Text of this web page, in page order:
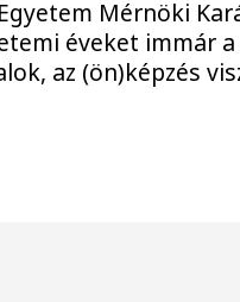
Mérnöki
éveket immár
az (ön)képzés